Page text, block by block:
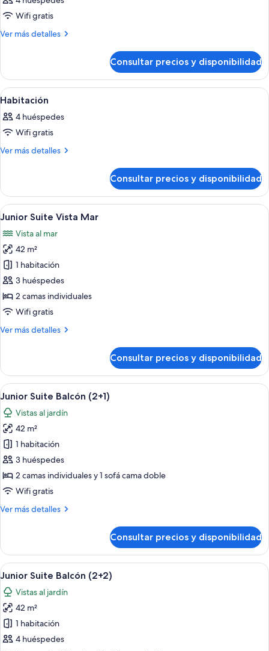
las
fotos
de
Wifi gratis
Ver más detalles
Más
Consultar precios y disponibilidad
Abrir
todas
las
fotos
de
Habitación de hotel con una cama
9
Habitación
4 huéspedes
Wifi gratis
Ver más detalles
Más
Consultar precios y disponibilidad
Abrir
todas
las
fotos
de
Junior
Suite
Vista
Una habitación de hotel con una
7
Junior Suite Vista Mar
Vista al mar
42 m²
1 habitación
3 huéspedes
2 camas individuales
Wifi gratis
Ver más detalles
Más
Suite
Vista
Mar
Consultar precios y disponibilidad
Abrir
todas
las
fotos
de
Junior
Suite
Balcón
Una habitación de hotel con una
6
Junior Suite Balcón (2+1)
Vistas al jardín
42 m²
1 habitación
3 huéspedes
2 camas individuales y 1 sofá cama doble
Wifi gratis
Ver más detalles
Más
Suite
Balcón
(2+1)
Consultar precios y disponibilidad
Abrir
todas
las
fotos
de
Junior
Una habitación de hotel con una
6
Junior Suite Balcón (2+2)
Vistas al jardín
42 m²
1 habitación
4 huéspedes